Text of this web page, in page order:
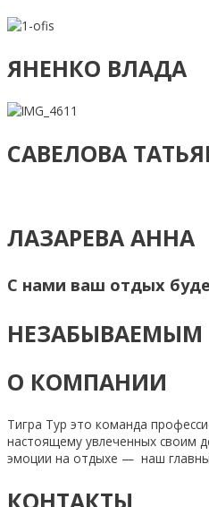
ЯНЕНКО ВЛАДА
САВЕЛОВА
ЛАЗАРЕВА АННА
С нами ваш отдых
НЕЗАБЫВАЕМЫМ
О КОМПАНИИ
Тигра Тур это команда
настоящему увлеченных своим
эмоции на отдыхе — наш
КОНТАКТЫ